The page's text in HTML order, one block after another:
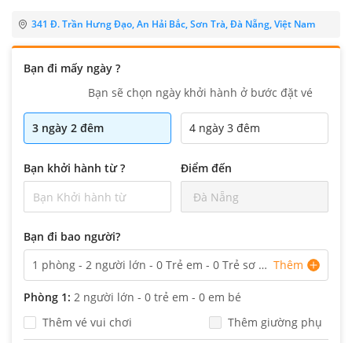
341 Đ. Trần Hưng Đạo, An Hải Bắc, Sơn Trà, Đà Nẵng, Việt Nam
Bạn đi mấy ngày ?
Bạn sẽ chọn ngày khởi hành ở bước đặt vé
3 ngày 2 đêm 4 ngày 3 đêm
Bạn khởi hành từ ?
Điểm đến
Đà Nẵng
Bạn đi bao người?
1 phòng - 2 người lớn - 0 Trẻ em - 0 Trẻ sơ
sinh
Thêm
Phòng 1: 2 người lớn - 0 trẻ em - 0 em bé
Thêm vé vui chơi
Thêm giường phụ